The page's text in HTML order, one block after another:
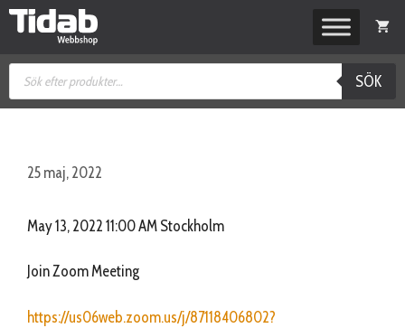
Hoppa
Produktsökning
SÖK
25 maj, 2022
May 13, 2022 11:00 AM Stockholm
Join Zoom Meeting
https://us06web.zoom.us/j/87118406802?